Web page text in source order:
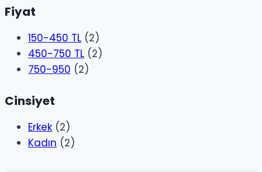
Fiyat
150-450 TL (2)
450-750 TL (2)
750-950 (2)
Cinsiyet
Erkek (2)
Kadın (2)